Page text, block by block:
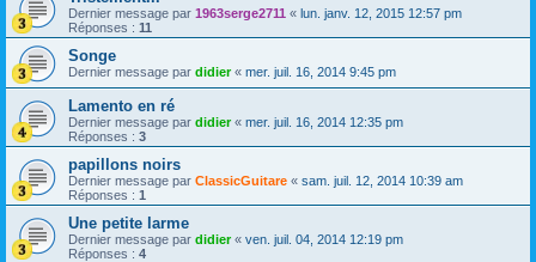
Dernier message par 1963serge2711 « lun. janv. 12, 2015 12:57 pm
Réponses : 11
Songe
Dernier message par didier« mer. juil. 16, 2014 9:45 pm
Lamento en ré
Dernier message par didier« mer. juil. 16, 2014 12:35 pm
Réponses : 3
papillons noirs
Dernier message par ClassicGuitare « sam. juil. 12, 2014 10:39 am
Réponses : 1
Une petite larme
Dernier message par didier« ven. juil. 04, 2014 12:19 pm
Réponses : 4